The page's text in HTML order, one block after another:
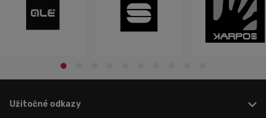
Užitočné odkazy